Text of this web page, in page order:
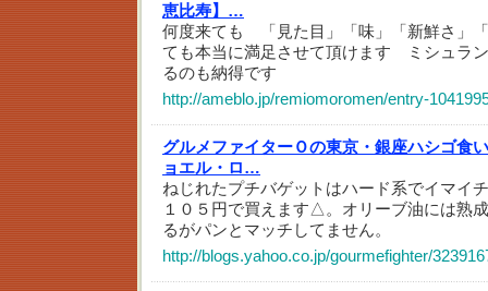
恵比寿】…
何度来ても 「見た目」「味」「新鮮さ」
ても本当に満足させて頂けます ミシュラ
るのも納得です
http://ameblo.jp/remiomoromen/entry-
グルメファイターＯの東京・銀座ハシゴ食
ョエル・ロ…
ねじれたプチバゲットはハード系でイマイ
１０５円で買えます△。オリーブ油には熟
るがパンとマッチしてません。
http://blogs.yahoo.co.jp/gourmefighter/